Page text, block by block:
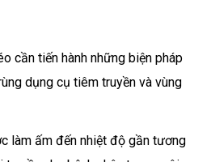
cần tiến hành những biện pháp
dụng cụ tiêm truyền và vùng
làm ấm đến nhiệt độ gần tương